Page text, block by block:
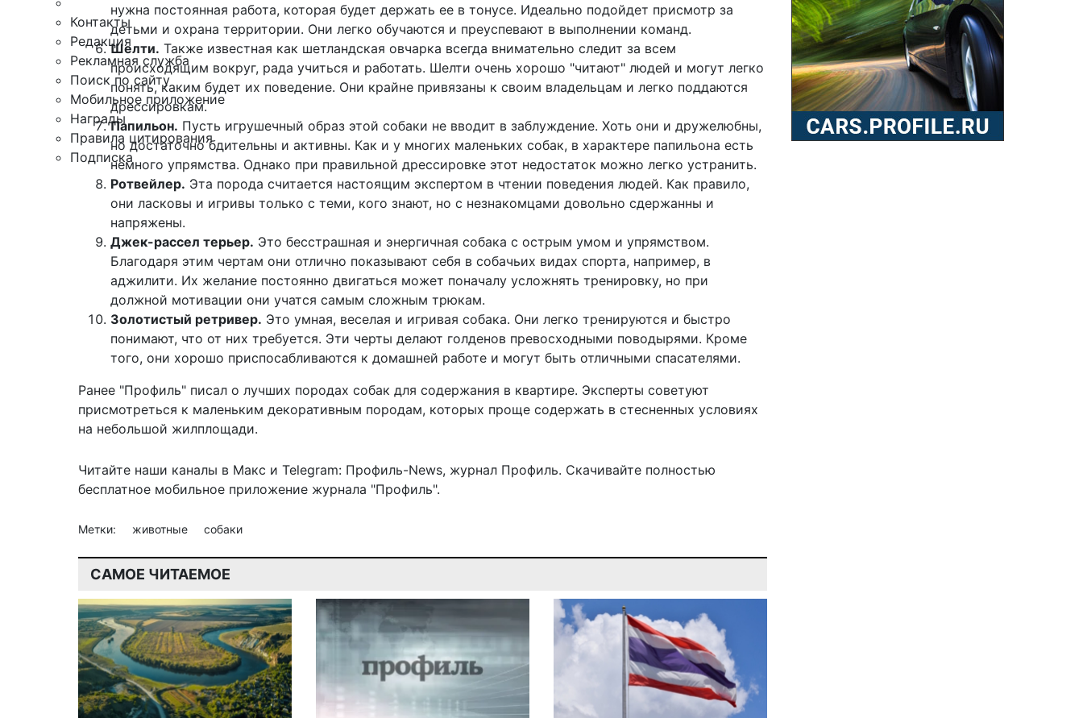
Контакты
Редакция
Рекламная служба
Поиск по сайту
Мобильное приложение
Награды
Правила цитирования
Подписка
нужна постоянная работа, которая будет держать ее в тонусе. Идеально подойдет присмотр за
детьми и охрана территории. Они легко обучаются и преуспевают в выполнении команд.
Шелти. Также известная как шетландская овчарка всегда внимательно следит за всем
происходящим вокруг, рада учиться и работать. Шелти очень хорошо "читают" людей и могут легко
понять, каким будет их поведение. Они крайне привязаны к своим владельцам и легко поддаются
дрессировкам.
Папильон. Пусть игрушечный образ этой собаки не вводит в заблуждение. Хоть они и дружелюбны,
но достаточно бдительны и активны. Как и у многих маленьких собак, в характере папильона есть
немного упрямства. Однако при правильной дрессировке этот недостаток можно легко устранить.
Ротвейлер. Эта порода считается настоящим экспертом в чтении поведения людей. Как правило,
они ласковы и игривы только с теми, кого знают, но с незнакомцами довольно сдержанны и
напряжены.
Джек-рассел терьер. Это бесстрашная и энергичная собака с острым умом и упрямством.
Благодаря этим чертам они отлично показывают себя в собачьих видах спорта, например, в
аджилити. Их желание постоянно двигаться может поначалу усложнять тренировку, но при
должной мотивации они учатся самым сложным трюкам.
Золотистый ретривер. Это умная, веселая и игривая собака. Они легко тренируются и быстро
понимают, что от них требуется. Эти черты делают голденов превосходными поводырями. Кроме
того, они хорошо приспосабливаются к домашней работе и могут быть отличными спасателями.
Ранее "Профиль" писал о лучших породах собак для содержания в квартире. Эксперты советуют
присмотреться к маленьким декоративным породам, которых проще содержать в стесненных условиях
на небольшой жилплощади.
Читайте наши каналы в Макс и Telegram: Профиль-News, журнал Профиль. Скачивайте полностью
бесплатное мобильное приложение журнала "Профиль".
Метки: животные собаки
САМОЕ ЧИТАЕМОЕ